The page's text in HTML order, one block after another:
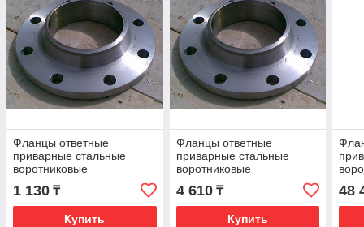
Фланцы ответные
приварные стальные
воротниковые
ГОСТ12821-80(Ру-16)
Ду15
1 130 ₸
Купить
Фланцы ответные
приварные стальные
воротниковые
ГОСТ12821-80(Ру-16)
Ду80
4 610₸
Купить
Ду-
48